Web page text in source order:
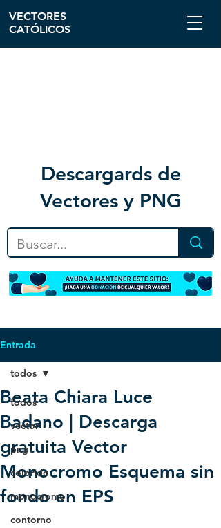
Descargards de
Vectores y PNG
VECTORES
CATÓLICOS
Entrada
todos
vector
png
colorido
monocromo
contorno
todos
Beata Chiara Luce
Badano | Descarga
gratuita Vector
Monocromo Esquema sin
fondo en EPS